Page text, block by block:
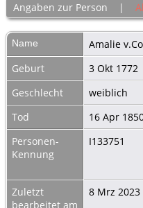
Angaben zur Person |
Name Amalie
Geburt
3 Okt 1772
Geschlecht
weiblich
Tod
16 Apr
Personen-
Kennung
I133751
Zuletzt
bearbeitet am
8 Mrz 2023